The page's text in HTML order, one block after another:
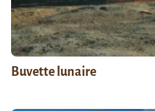
Buvette lunaire